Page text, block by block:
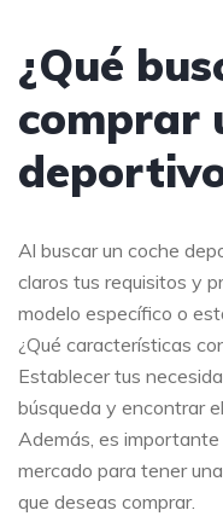
¿Qué
comprar
Al buscar un coche
claros tus requisitos y
modelo específico o
¿Qué características
Establecer tus
búsqueda y encontrar
Además, es
mercado para tener
que deseas comprar.